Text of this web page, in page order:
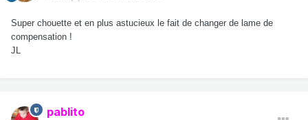
Super chouette et en plus astucieux le fait de changer de lame de
compensation !
JL
pablito